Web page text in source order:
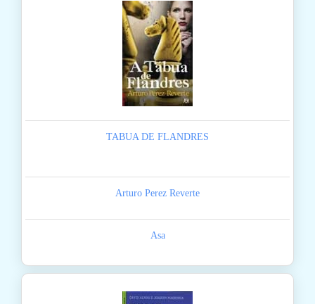
TABUA DE FLANDRES
Arturo Perez Reverte
Asa